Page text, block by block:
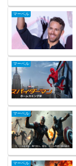
マーベル
マーベル
マーベル
マーベル